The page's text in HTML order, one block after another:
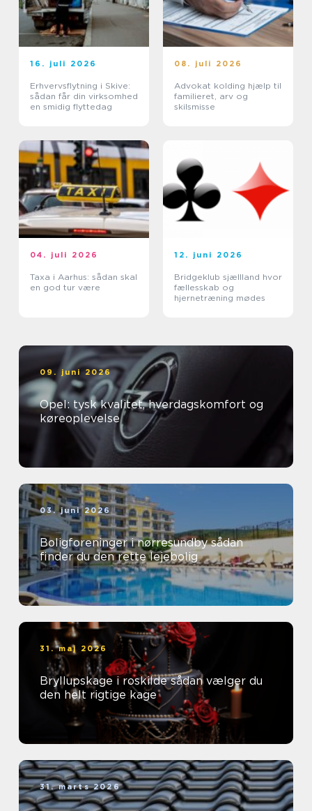
16. juli 2026
Erhvervsflytning i Skive:
sådan får din virksomhed
en smidig flyttedag
08. juli 2026
Advokat kolding hjælp til
familieret, arv og
skilsmisse
04. juli 2026
Taxa i Aarhus: sådan skal
en god tur være
12. juni 2026
Bridgeklub sjællland hvor
fællesskab og
hjernetræning mødes
09. juni 2026
Opel: tysk kvalitet, hverdagskomfort og
køreoplevelse
03. juni 2026
Boligforeninger i nørresundby sådan
finder du den rette lejebolig
31. maj 2026
Bryllupskage i roskilde sådan vælger du
den helt rigtige kage
31. marts 2026